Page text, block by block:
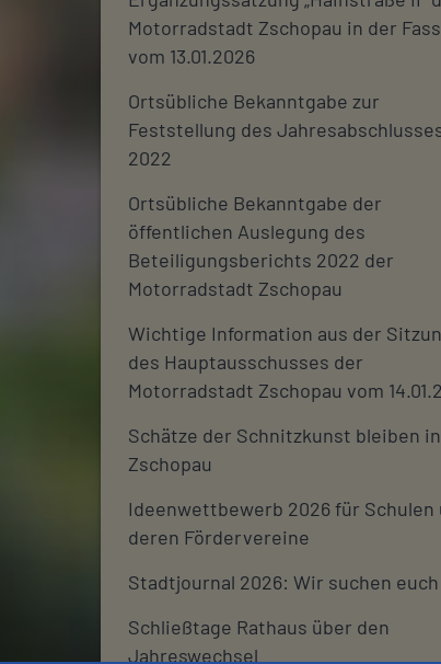
Motorradstadt Zschopau in der
vom 13.01.2026
Ortsübliche Bekanntgabe zur
Feststellung des
2022
Ortsübliche Bekanntgabe der
öffentlichen Auslegung des
Beteiligungsberichts 2022 der
Motorradstadt Zschopau
Wichtige Information aus der
des Hauptausschusses der
Motorradstadt Zschopau vom
Schätze der Schnitzkunst bleiben in
Zschopau
Ideenwettbewerb 2026 für Schulen
deren Fördervereine
Stadtjournal 2026: Wir suchen euch
Schließtage Rathaus über den
Jahreswechsel